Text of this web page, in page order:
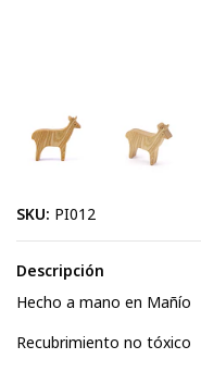
SKU: PI012
Descripción
Hecho a mano en Mañío
Recubrimiento no tóxico